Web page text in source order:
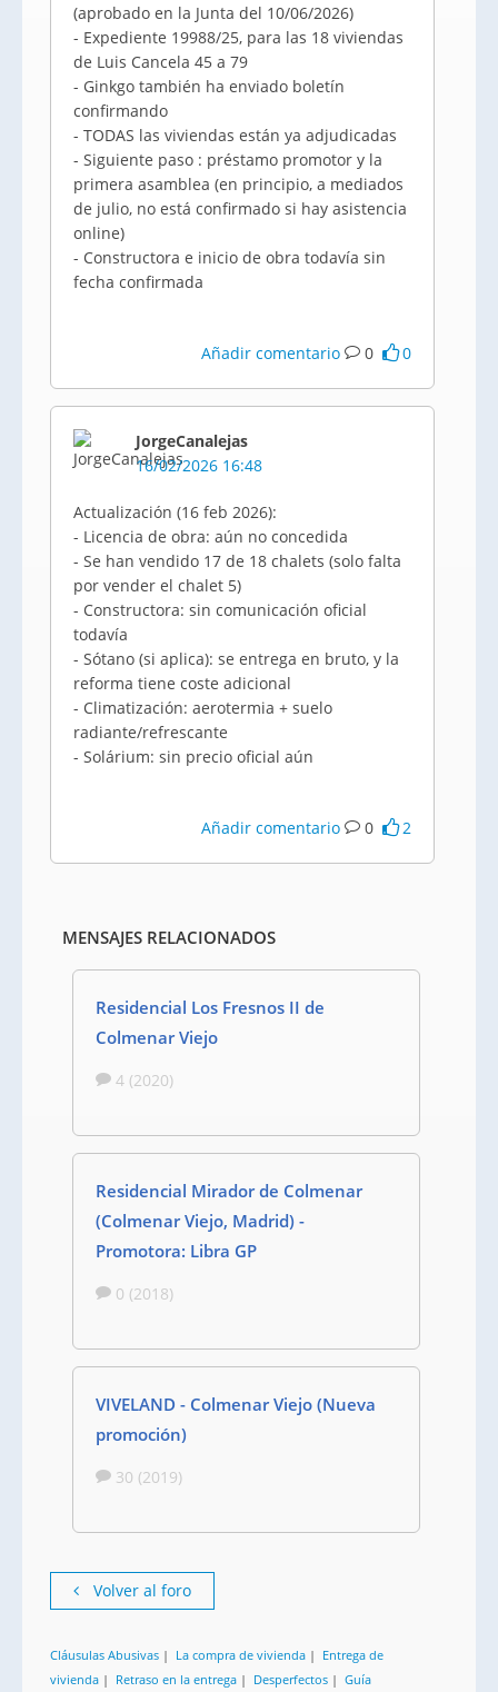
(aprobado en la Junta del 10/06/2026)
- Expediente 19988/25, para las 18 viviendas
de Luis Cancela 45 a 79
- Ginkgo también ha enviado boletín
confirmando
- TODAS las viviendas están ya adjudicadas
- Siguiente paso : préstamo promotor y la
primera asamblea (en principio, a mediados
de julio, no está confirmado si hay asistencia
online)
- Constructora e inicio de obra todavía sin
fecha confirmada
Añadir comentario 0 0
JorgeCanalejas
16/02/2026 16:48
Actualización (16 feb 2026):
- Licencia de obra: aún no concedida
- Se han vendido 17 de 18 chalets (solo falta
por vender el chalet 5)
- Constructora: sin comunicación oficial
todavía
- Sótano (si aplica): se entrega en bruto, y la
reforma tiene coste adicional
- Climatización: aerotermia + suelo
radiante/refrescante
- Solárium: sin precio oficial aún
Añadir comentario 0 2
MENSAJES RELACIONADOS
Residencial Los Fresnos II de
Colmenar Viejo
4 (2020)
Residencial Mirador de Colmenar
(Colmenar Viejo, Madrid) -
Promotora: Libra GP
0 (2018)
VIVELAND - Colmenar Viejo (Nueva
promoción)
30 (2019)
Volver al foro
Cláusulas Abusivas | La compra de vivienda | Entrega de
vivienda | Retraso en la entrega | Desperfectos | Guía